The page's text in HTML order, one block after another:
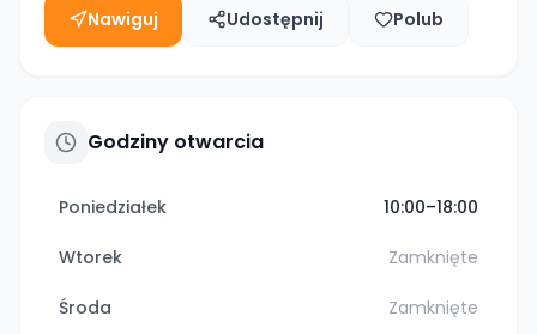
Nawiguj Udostępnij Polub
Godziny otwarcia
Poniedziałek 10:00–18:00
Wtorek Zamknięte
Środa Zamknięte